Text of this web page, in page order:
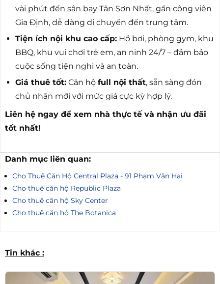
vài phút đến sân bay Tân Sơn Nhất, gần công viên
Gia Định, dễ dàng di chuyển đến trung tâm.
Tiện ích nội khu cao cấp:Hồ bơi, phòng gym, khu
BBQ, khu vui chơi trẻ em, an ninh 24/7 – đảm bảo
cuộc sống tiện nghi và an toàn.
Giá thuê tốt:Căn hộ full nội thất, sẵn sàng đón
chủ nhân mới với mức giá cực kỳ hợp lý.
Liên hệ ngay để xem nhà thực tế và nhận ưu đãi
tốt nhất!
Danh mục liên quan:
Cho Thuê Căn Hộ Central Plaza - 91 Phạm Văn Hai
Cho thuê căn hộ Republic Plaza
Cho thuê căn hộ Sky Center
Cho thuê căn hộ The Botanica
Tin khác :